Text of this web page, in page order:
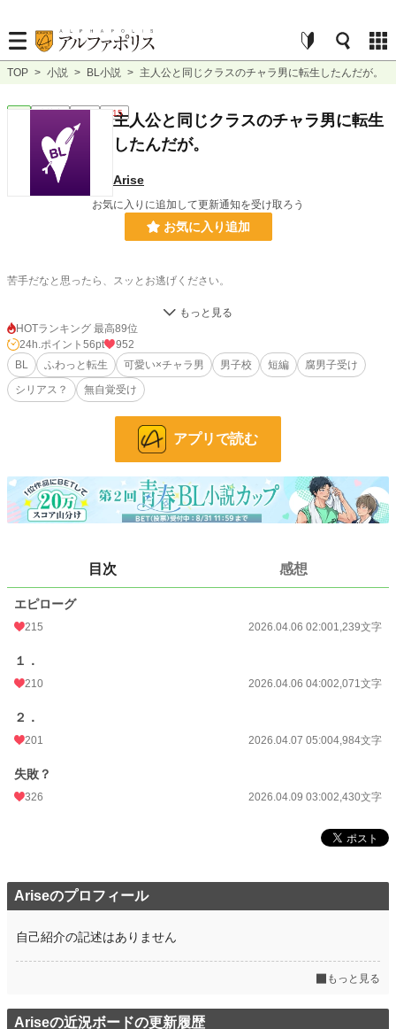
TOP > 小説 > BL小説 > 主人公と同じクラスのチャラ男に転生したんだが。
連載中 短編 R15
主人公と同じクラスのチャラ男に転生
したんだが。
Arise
お気に入りに追加して更新通知を受け取ろう
お気に入り追加
苦手だなと思ったら、スッとお逃げください。
小説 15,768 位 / 228,970 件
BL 3,826 位 / 31,474 件
文字数 10,724
更新日時 2026.04.09 03:00
累計ポイント
HOTランキング 最高89位
24h.ポイント 56pt
952
BL
ふわっと転生 可愛い×チャラ男 男子校 短編
腐男子受け
シリアス？
無自覚受け
アプリで読む
目次 感想
エピローグ
215 2026.04.06 02:001,239文字
１．
210 2026.04.06 04:002,071文字
２．
201 2026.04.07 05:004,984文字
失敗？
326 2026.04.09 03:002,430文字
Ariseのプロフィール
自己紹介の記述はありません
もっと見る
Ariseの近況ボードの更新履歴